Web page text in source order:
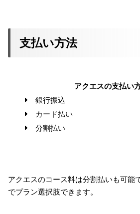
支払い方法
アクエスの支払い
銀行振込
カード払い
分割払い
アクエスのコース料は分割払いも可能
でプラン選択肢できます。